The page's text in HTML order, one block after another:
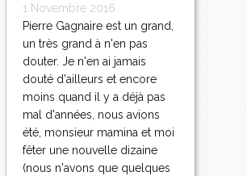
1 Novembre 2016
Pierre Gagnaire est un grand,
un très grand à n'en pas
douter. Je n'en ai jamais
douté d'ailleurs et encore
moins quand il y a déjà pas
mal d'années, nous avions
été, monsieur mamina et moi
fêter une nouvelle dizaine
(nous n'avons que quelques